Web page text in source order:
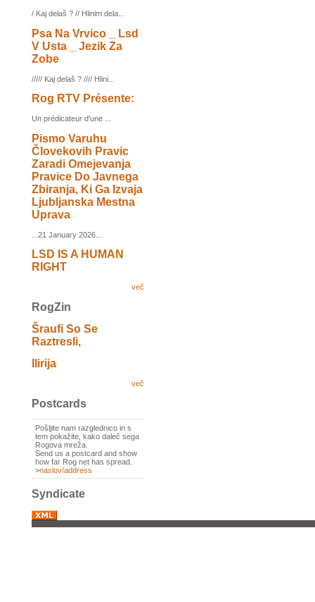
/ Kaj delaš ? // Hlinim dela...
Psa Na Vrvico _ Lsd
V Usta _ Jezik Za
Zobe
///// Kaj delaš ? //// Hlini...
Rog RTV Présente:
Un prédicateur d'une ...
Pismo Varuhu
Človekovih Pravic
Zaradi Omejevanja
Pravice Do Javnega
Zbiranja, Ki Ga Izvaja
Ljubljanska Mestna
Uprava
...21 January 2026...
LSD IS A HUMAN
RIGHT
več
RogZin
Šraufi So Se
Raztresli,
Ilirija
več
Postcards
Pošljite nam razglednico in s
tem pokažite, kako daleč sega
Rogova mreža.
Send us a postcard and show
how far Rog net has spread.
>naslov/address
Syndicate